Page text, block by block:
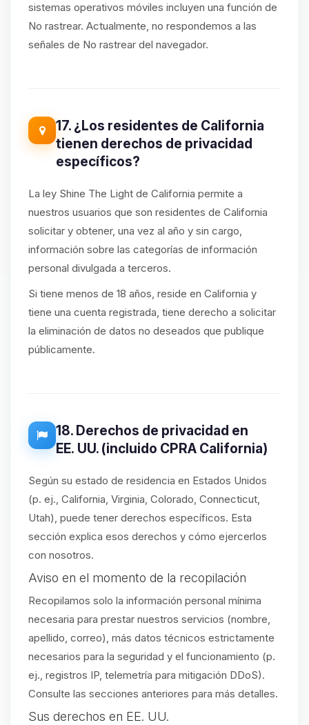
sistemas operativos móviles incluyen una función de
No rastrear. Actualmente, no respondemos a las
señales de No rastrear del navegador.
17. ¿Los residentes de California
tienen derechos de privacidad
específicos?
La ley Shine The Light de California permite a
nuestros usuarios que son residentes de California
solicitar y obtener, una vez al año y sin cargo,
información sobre las categorías de información
personal divulgada a terceros.
Si tiene menos de 18 años, reside en California y
tiene una cuenta registrada, tiene derecho a solicitar
la eliminación de datos no deseados que publique
públicamente.
18. Derechos de privacidad en
EE. UU. (incluido CPRA California)
Según su estado de residencia en Estados Unidos
(p. ej., California, Virginia, Colorado, Connecticut,
Utah), puede tener derechos específicos. Esta
sección explica esos derechos y cómo ejercerlos
con nosotros.
Aviso en el momento de la recopilación
Recopilamos solo la información personal mínima
necesaria para prestar nuestros servicios (nombre,
apellido, correo), más datos técnicos estrictamente
necesarios para la seguridad y el funcionamiento (p.
ej., registros IP, telemetría para mitigación DDoS).
Consulte las secciones anteriores para más detalles.
Sus derechos en EE. UU.